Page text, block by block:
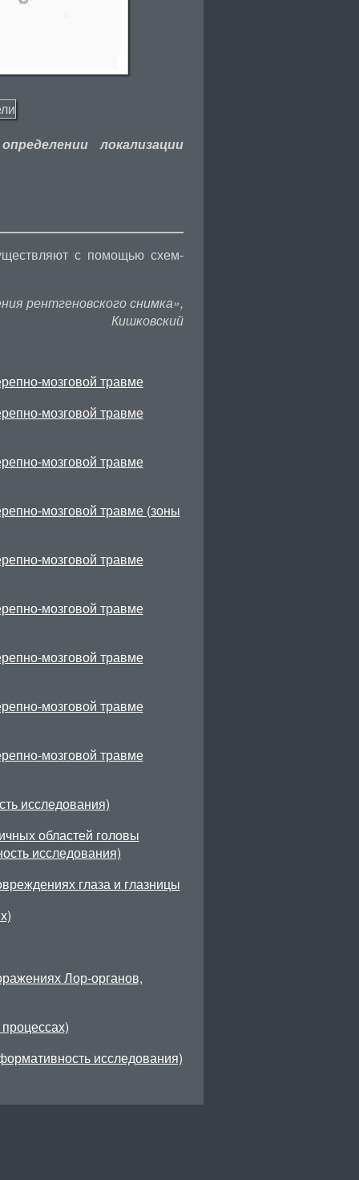
локализации
с помощью схем-
рентгеновского снимка»,
Кишковский
мозговой травме
мозговой травме
мозговой травме
мозговой травме (зоны
мозговой травме
мозговой травме
мозговой травме
мозговой травме
мозговой травме
исследования)
областей головы
исследования)
глаза и глазницы
Лор-органов,
исследования)